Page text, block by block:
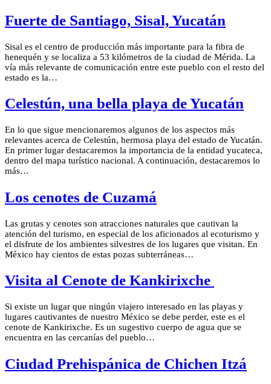
Fuerte de Santiago, Sisal, Yucatán
Sisal es el centro de producción más importante para la fibra de
henequén y se localiza a 53 kilómetros de la ciudad de Mérida. La
vía más relevante de comunicación entre este pueblo con el resto del
estado es la…
Celestún, una bella playa de Yucatán
En lo que sigue mencionaremos algunos de los aspectos más
relevantes acerca de Celestún, hermosa playa del estado de Yucatán.
En primer lugar destacaremos la importancia de la entidad yucateca,
dentro del mapa turístico nacional. A continuación, destacaremos lo
más…
Los cenotes de Cuzamá
Las grutas y cenotes son atracciones naturales que cautivan la
atención del turismo, en especial de los aficionados al ecoturismo y
el disfrute de los ambientes silvestres de los lugares que visitan. En
México hay cientos de estas pozas subterráneas…
Visita al Cenote de Kankirixche
Si existe un lugar que ningún viajero interesado en las playas y
lugares cautivantes de nuestro México se debe perder, este es el
cenote de Kankirixche. Es un sugestivo cuerpo de agua que se
encuentra en las cercanías del pueblo…
Ciudad Prehispánica de Chichen Itzá